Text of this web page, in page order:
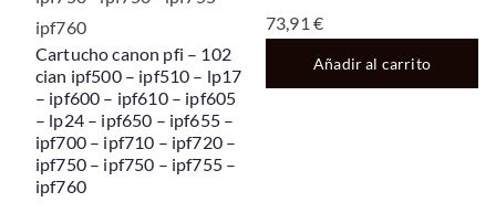
Cartucho canon pfi – 102
cian ipf500 – ipf510 – lp17
– ipf600 – ipf610 – ipf605
– lp24 – ipf650 – ipf655 –
ipf700 – ipf710 – ipf720 –
ipf750 – ipf750 – ipf755 –
ipf760
73,91 €
Añadir al carrito